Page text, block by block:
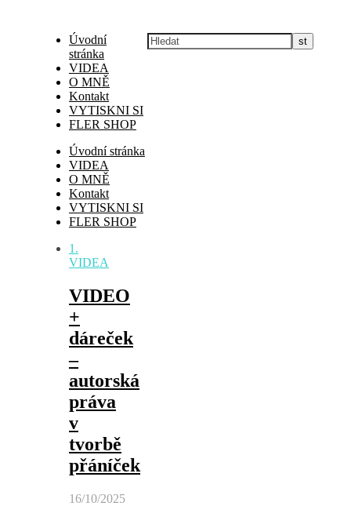
Úvodní
stránka
VIDEA
O MNĚ
Kontakt
VYTISKNI SI
FLER SHOP
Úvodní stránka
VIDEA
O MNĚ
Kontakt
VYTISKNI SI
FLER SHOP
1.
VIDEA
VIDEO
+
dáreček
–
autorská
práva
v
tvorbě
přáníček
16/10/2025